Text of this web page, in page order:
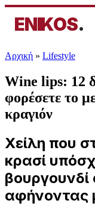
ENIKOS.
Αρχική » Lifestyle
Wine lips: 12
φορέσετε το
κραγιόν
Χείλη που
κρασί
αφήνοντας